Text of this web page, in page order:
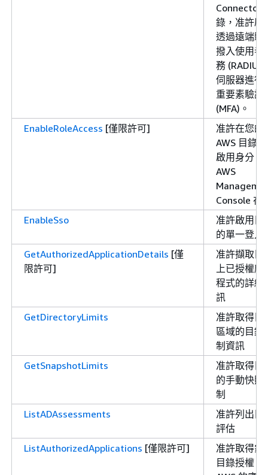
Connector
錄，准許啟
透過遠端驗
撥入使用者
務 (RADIUS)
伺服器進行
重要素驗證
(MFA)。
EnableRoleAccess [僅限許可]
准許在您的
AWS 目錄中
啟用身分
AWS
Console 存
EnableSso
准許啟用目
的單一登入
GetAuthorizedApplicationDetails [僅
限許可]
准許擷取目
上已授權應
程式的詳細
訊
GetDirectoryLimits
准許取得目
區域的目錄
制資訊
GetSnapshotLimits
准許取得目
的手動快照
制
ListADAssessments
准許列出目
評估
ListAuthorizedApplications [僅限許可]
准許取得針
目錄授權